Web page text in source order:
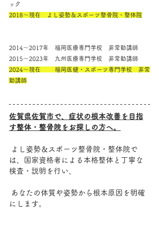
ック
2018～現在　よし姿勢＆スポーツ整骨院・整体院
2014～2017年　福岡医療専門学校　非常勤講師
2015～2023年　九州医療専門学校　非常勤講師
2024～現在　　 福岡医健・スポーツ専門学校　非常
勤講師
佐賀県佐賀市で、症状の根本改善を目指
す整体・整骨院をお探しの方へ。
よし姿勢＆スポーツ整骨院・整体院で
は、国家資格者による本格整体と丁寧な
検査・説明を行い、
あなたの体質や姿勢から根本原因を明確
にします。